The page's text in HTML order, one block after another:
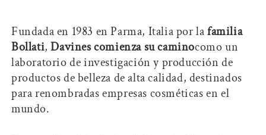
Fundada en 1983 en Parma, Italia por lafamilia
Bollati,Davines comienza su caminocomo un
laboratorio de investigación y producción de
productos de belleza de alta calidad, destinados
para renombradas empresas cosméticas en el
mundo.